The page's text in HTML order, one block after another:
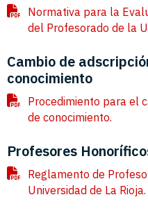
Normativa para la
del Profesorado de la
Cambio de
conocimiento
Procedimiento para el
de conocimiento.
Profesores
Reglamento de
Universidad de La Rioja.